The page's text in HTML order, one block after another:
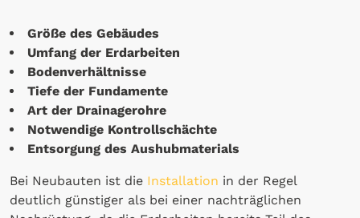
Größe des Gebäudes
Umfang der Erdarbeiten
Bodenverhältnisse
Tiefe der Fundamente
Art der Drainagerohre
Notwendige Kontrollschächte
Entsorgung des Aushubmaterials
Bei Neubauten ist die Installation in der Regel
deutlich günstiger als bei einer nachträglichen